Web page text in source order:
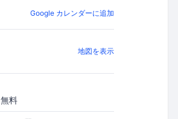
Google カレンダーに追加
地図を表示
無料